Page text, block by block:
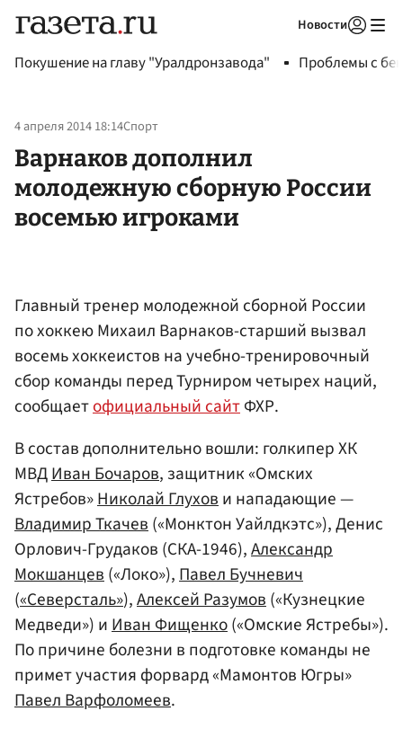
Новости
Покушение на главу "Уралдронзавода" Проблемы с
4 апреля 2014 18:14Спорт
Варнаков дополнил
молодежную сборную России
восемью игроками
Главный тренер молодежной сборной России
по хоккею Михаил Варнаков-старший вызвал
восемь хоккеистов на учебно-тренировочный
сбор команды перед Турниром четырех наций,
сообщаетофициальный сайтФХР.
В состав дополнительно вошли: голкипер ХК
МВДИван Бочаров, защитник «Омских
Ястребов»Николай Глухови нападающие —
Владимир Ткачев(«Монктон Уайлдкэтс»), Денис
Орлович-Грудаков (СКА-1946),Александр
Мокшанцев(«Локо»),Павел Бучневич
(«Северсталь»),Алексей Разумов(«Кузнецкие
Медведи») иИван Фищенко(«Омские Ястребы»).
По причине болезни в подготовке команды не
примет участия форвард «Мамонтов Югры»
Павел Варфоломеев.